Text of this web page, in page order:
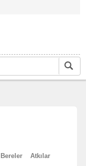
Bereler Atkılar